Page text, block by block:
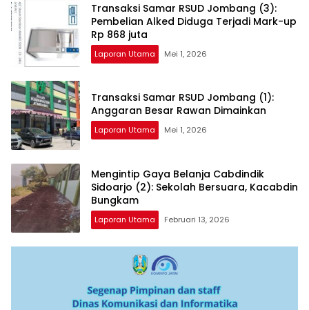
Transaksi Samar RSUD Jombang (3):
Pembelian Alked Diduga Terjadi Mark-up
Rp 868 juta
Laporan Utama Mei 1, 2026
Transaksi Samar RSUD Jombang (1):
Anggaran Besar Rawan Dimainkan
Laporan Utama Mei 1, 2026
Mengintip Gaya Belanja Cabdindik
Sidoarjo (2): Sekolah Bersuara, Kacabdin
Bungkam
Laporan Utama Februari 13, 2026